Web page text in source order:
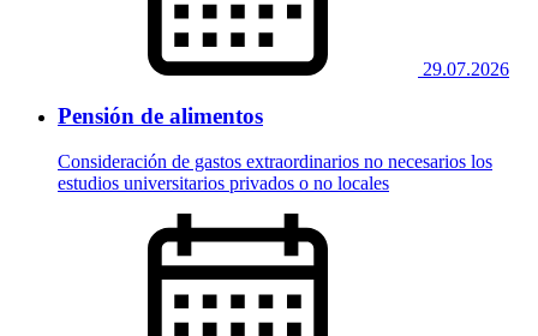
29.07.2026
Pensión de alimentos
Consideración de gastos extraordinarios no necesarios los
estudios universitarios privados o no locales